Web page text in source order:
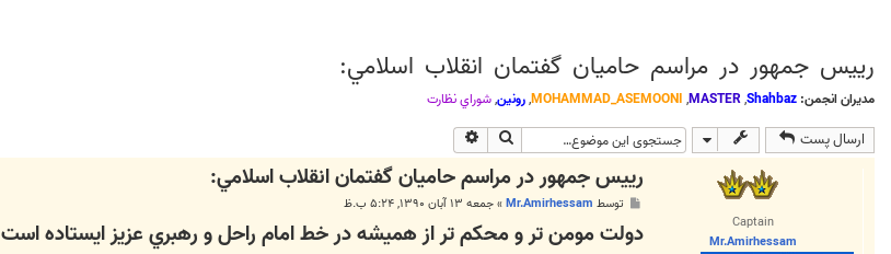
رييس جمهور در مراسم حاميان گفتمان انقلاب اسلامي:
مدیران انجمن: Shahbaz
,
MASTER
,
MOHAMMAD_ASEMOONI
,رونین,شوراي نظارت
ارسال پست جستجو
Captain
Mr.Amirhessam
رييس جمهور در مراسم حاميان گفتمان انقلاب اسلامي:
ت
توسط Mr.Amirhessam
»جمعه ۱۳ آبان ۱۳۹۰, ۵:۲۴ ب.ظ
دولت مومن تر و محكم تر از هميشه در خط امام راحل و رهبري عزيز ايستاده است